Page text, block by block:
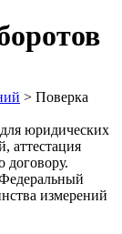
> Поверка
юридических
аттестация
договору.
измерений